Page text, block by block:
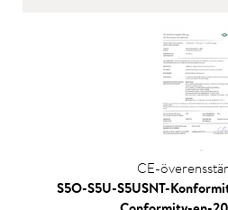
CE-
S5O-S5U-S5USNT-